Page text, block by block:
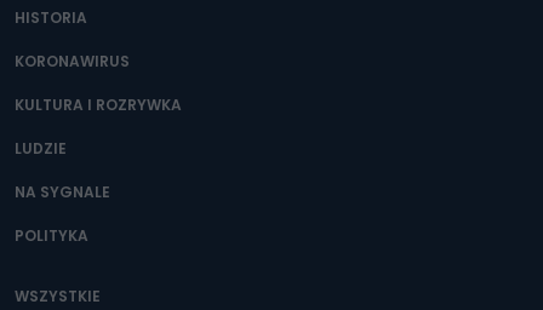
HISTORIA
KORONAWIRUS
KULTURA I ROZRYWKA
LUDZIE
NA SYGNALE
POLITYKA
WSZYSTKIE